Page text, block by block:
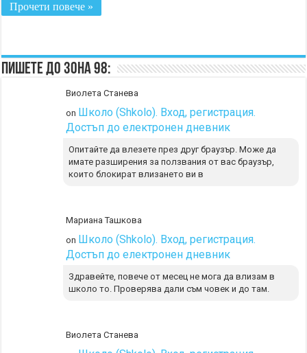
Прочети повече »
Пишете до Зона 98:
Виолета Станева
on Школо (Shkolo). Вход, регистрация.
Достъп до електронен дневник
Опитайте да влезете през друг браузър. Може да
имате разширения за ползвания от вас браузър,
които блокират влизането ви в
Мариана Ташкова
on Школо (Shkolo). Вход, регистрация.
Достъп до електронен дневник
Здравейте, повече от месец не мога да влизам в
школо то. Проверява дали съм човек и до там.
Виолета Станева